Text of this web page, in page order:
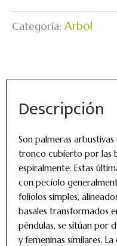
Categoría: Arbol
Descripción
Son palmeras
tronco cubierto por las
espiralmente. Estas
con pecíolo
foliolos simples,
basales transformados
péndulas, se sitúan por
y femeninas similares.